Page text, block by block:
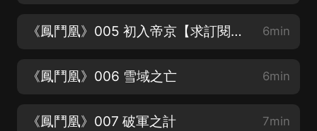
《鳳鬥凰》005 初入帝京【求訂閱、月票、評論、分享、點讚，一鍵五連】 6min
《鳳鬥凰》006 雪域之亡 6min
《鳳鬥凰》007 破軍之計 7min